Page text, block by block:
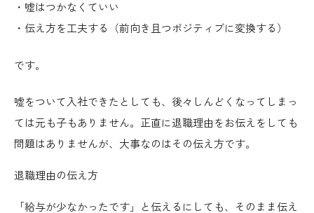
・嘘はつかなくていい
・伝え方を工夫する（前向き且つポジティブに変換する）
です。
嘘をついて入社できたとしても、後々しんどくなってしまっ
ては元も子もありません。 正直に退職理由をお伝えをしても
問題はありませんが、大事なのはその伝え方です。
退職理由の伝え方
「給与が少なかったです」と伝えるにしても、そのまま伝え